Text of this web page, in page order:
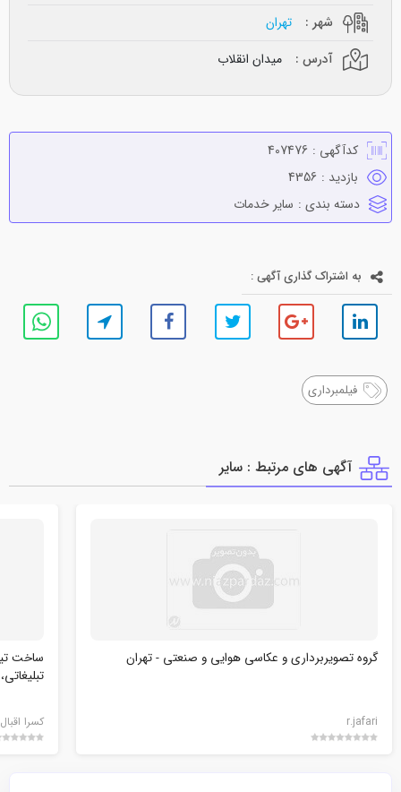
شهر :
تهران
آدرس :
میدان انقلاب
کدآگهی : 407476
بازدید : 4356
دسته بندی : ساير خدمات
به اشتراک گذاری آگهی :
فیلمبرداری
آگهی های مرتبط : ساير
گروه تصویربرداری و عکاسی هوایی و صنعتی - تهران
r.jafari
ساخت
تبلیغاتی،
کسرا اقبال